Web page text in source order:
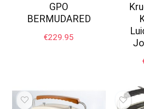
GPO
BERMUDARED
€229.95